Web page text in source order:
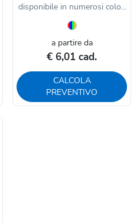
disponibile in numerosi colori
e...
a partire da
€ 6,01 cad.
CALCOLA
PREVENTIVO